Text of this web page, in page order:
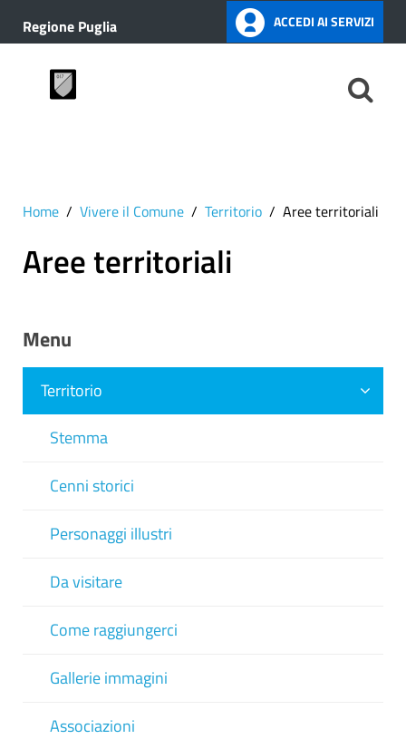
Regione Puglia ACCEDI AI SERVIZI
Home Vivere il Comune Territorio Aree territoriali
Aree territoriali
Menu
Territorio
Stemma
Cenni storici
Personaggi illustri
Da visitare
Come raggiungerci
Gallerie immagini
Associazioni